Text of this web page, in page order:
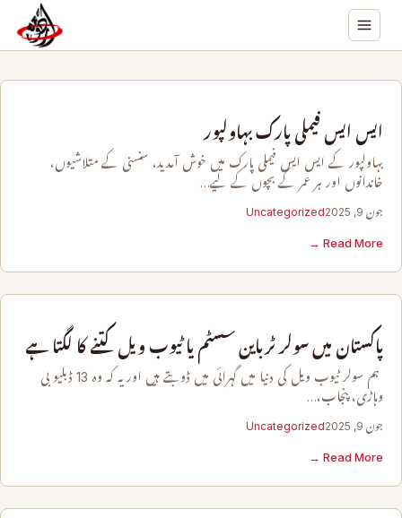
ایس ایس فیملی پارک بہاولپور
بہاولپور کے ایس ایس فیملی پارک میں خوش آمدید، سنسنی کے متلاشیوں،
خاندانوں اور ہر عمر کے بچوں کے لیے…
جون 9, 2025 Uncategorized
Read More →
پاکستان میں سولر ٹرباین سسٹم یا ٹیوب ویل کتنے کا لگتا ہے
ہم سولر ٹیوب ویل کی دنیا میں گہرائی میں ڈوبتے ہیں اور یہ کہ وہ 13 ڈبلیو بی
وہاڑی، پنجاب،…
جون 9, 2025 Uncategorized
Read More →